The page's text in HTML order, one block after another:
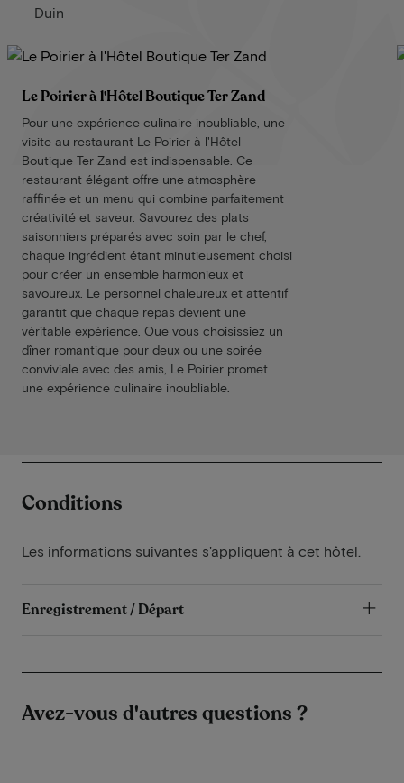
Duin
Le Poirier à l'Hôtel Boutique Ter Zand
Pour une expérience culinaire inoubliable, une
visite au restaurant Le Poirier à l'Hôtel
Boutique Ter Zand est indispensable. Ce
restaurant élégant offre une atmosphère
raffinée et un menu qui combine parfaitement
créativité et saveur. Savourez des plats
saisonniers préparés avec soin par le chef,
chaque ingrédient étant minutieusement choisi
pour créer un ensemble harmonieux et
savoureux. Le personnel chaleureux et attentif
garantit que chaque repas devient une
véritable expérience. Que vous choisissiez un
dîner romantique pour deux ou une soirée
conviviale avec des amis, Le Poirier promet
une expérience culinaire inoubliable.
Conditions
Les informations suivantes s'appliquent à cet hôtel.
Enregistrement / Départ
Avez-vous d'autres questions ?